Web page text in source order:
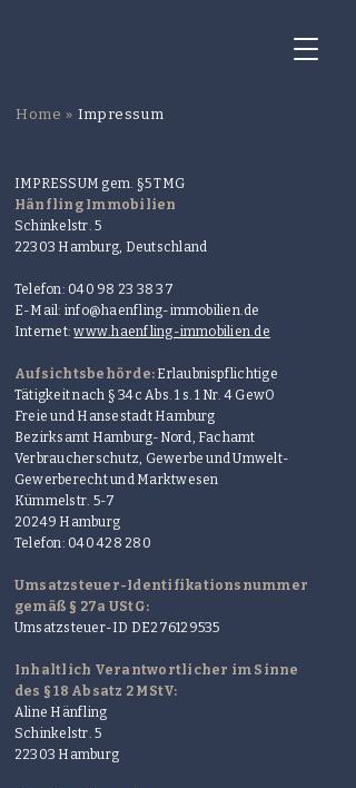
Home » Impressum
IMPRESSUM gem. §5 TMG
Hänfling Immobilien
Schinkelstr. 5
22303 Hamburg, Deutschland
Telefon: 040 98 23 38 37
E-Mail: info@haenfling-immobilien.de
Internet:www.haenfling-immobilien.de
Aufsichtsbehörde: Erlaubnispflichtige
Tätigkeit nach § 34c Abs. 1 s. 1 Nr. 4 GewO
Freie und Hansestadt Hamburg
Bezirksamt Hamburg-Nord, Fachamt
Verbraucherschutz, Gewerbe und Umwelt-
Gewerberecht und Marktwesen
Kümmelstr. 5-7
20249 Hamburg
Telefon: 040 428 280
Umsatzsteuer-Identifikationsnummer
gemäß § 27a UStG:
Umsatzsteuer-ID DE276129535
Inhaltlich Verantwortlicher im Sinne
des § 18 Absatz 2 MStV:
Aline Hänfling
Schinkelstr. 5
22303 Hamburg